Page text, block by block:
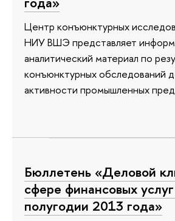
Центр конъюнктурных
НИУ ВШЭ представляет
аналитический материал по
конъюнктурных обследований
активности промышленных
Бюллетень «Деловой
сфере финансовых
полугодии 2013 года»